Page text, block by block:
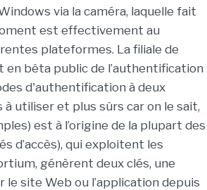
via la caméra, laquelle fait
est effectivement au
plateformes. La filiale de
bêta public de l’authentification
d'authentification à deux
utiliser et plus sûrs car on le sait,
est à l’origine de la plupart des
d’accès), qui exploitent les
génèrent deux clés, une
site Web ou l’application depuis